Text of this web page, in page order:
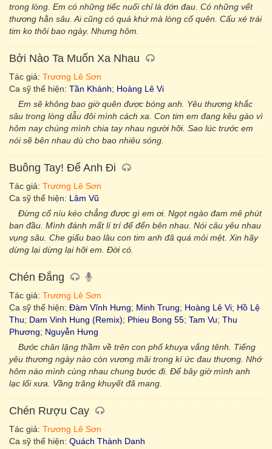
trong lòng. Em có những tiếc nuối chỉ là đớn đau. Có những vết
thương hằn sâu. Ai cũng có quá khứ mà lòng cố quên. Cấu xé trái
tim ko thôi bao ngày. Nhưng hôm.
Bởi Nào Ta Muốn Xa Nhau
Tác giả: Trương Lê Sơn
Ca sỹ thể hiện: Tần Khánh; Hoàng Lê Vi
Em sẽ không bao giờ quên được bóng anh. Yêu thương khắc
sâu trong lòng dẫu đôi mình cách xa. Con tim em đang kêu gào vì
hôm nay chúng mình chia tay nhau người hỡi. Sao lúc trước em
nói sẽ bên nhau dù cho bao nhiêu sóng.
Buông Tay! Để Anh Đi
Tác giả: Trương Lê Sơn
Ca sỹ thể hiện: Lâm Vũ
Đừng cố níu kéo chẳng được gì em ơi. Ngọt ngào đam mê phút
ban đầu. Mình đánh mất lí trí để đến bên nhau. Nói câu yêu nhau
vụng sâu. Che giấu bao lâu con tim anh đã quá mỏi mệt. Xin hãy
dừng lại dừng lại hỡi em. Đời có.
Chén Đắng
Tác giả: Trương Lê Sơn
Ca sỹ thể hiện: Đàm Vĩnh Hưng; Minh Trung; Hoàng Lê Vi; Hồ Lệ
Thu; Dam Vinh Hung (Remix); Phieu Bong 55; Tam Vu; Thu
Phương; Nguyễn Hưng
Bước chân lặng thầm về trên con phố khuya vắng tênh. Tiếng
yêu thương ngày nào còn vương mãi trong kí ức đau thương. Nhớ
hôm nào mình cùng nhau chung bước đi. Để bây giờ mình anh
lạc lối xưa. Vầng trăng khuyết đã mang.
Chén Rượu Cay
Tác giả: Trương Lê Sơn
Ca sỹ thể hiện: Quách Thành Danh